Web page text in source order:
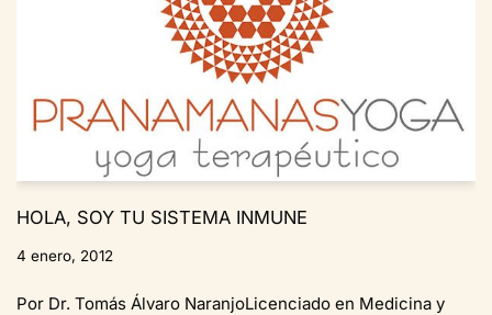
HOLA, SOY TU SISTEMA INMUNE
4 enero, 2012
Por Dr. Tomás Álvaro NaranjoLicenciado en Medicina y